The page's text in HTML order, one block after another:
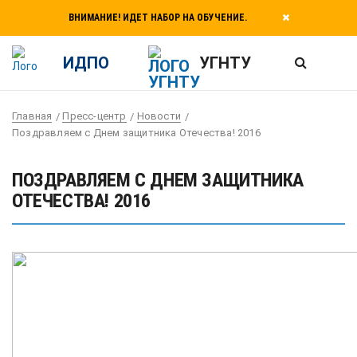
ВНИМАНИЕ! ИДЕТ НАБОР НА ОБУЧЕНИЕ.
ИДПО УГНТУ
Главная Пресс-центр
Новости
Поздравляем с Днем защитника Отечества! 2016
ПОЗДРАВЛЯЕМ С ДНЕМ ЗАЩИТНИКА
ОТЕЧЕСТВА! 2016